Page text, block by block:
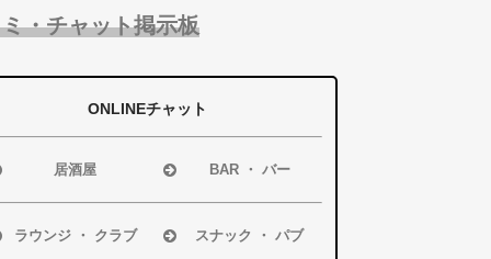
・チャット掲示板
ONLINEチャット
居酒屋
浜松市
磐田市
BAR ・ バー
浜松市
磐田市
ラウンジ ・ クラブ スナック ・ パブ